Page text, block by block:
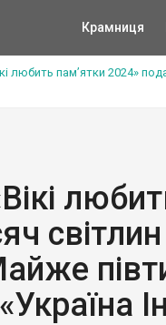
Крамниця
любить пам’ятки 2024»